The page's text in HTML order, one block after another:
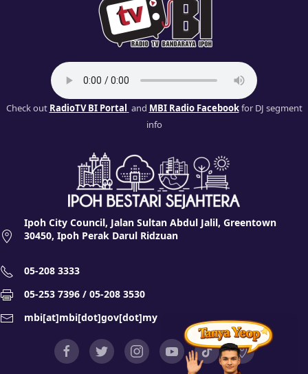
Check out RadioTV BI Portal and MBI Radio Facebookfor DJ segment
info
Ipoh City Council, Jalan Sultan Abdul Jalil, Greentown
30450, Ipoh Perak Darul Ridzuan
05-208 3333
05-253 7396 / 05-208 3530
mbi[at]mbi[dot]gov[dot]my